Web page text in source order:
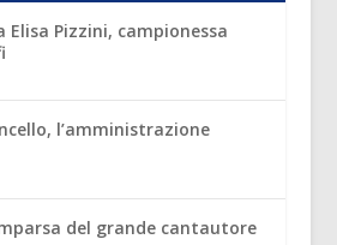
Elisa Pizzini, campionessa
l’amministrazione
del grande cantautore